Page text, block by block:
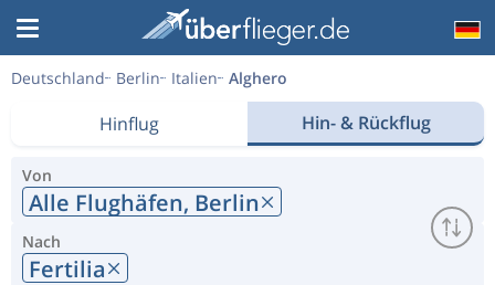
Deutschland Berlin Italien Alghero
Hinflug Hin- & Rückflug
Von
Alle Flughäfen, Berlin
Nach
Fertilia